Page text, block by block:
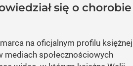
się o chorobie
na oficjalnym profilu księżnej
mediach społecznościowych